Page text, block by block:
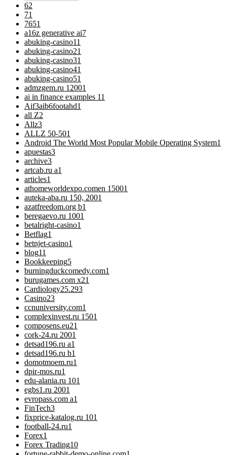
62
71
7651
a16z generative ai7
abuking-casino11
abuking-casino21
abuking-casino31
abuking-casino41
abuking-casino51
admzgem.ru 12001
ai in finance examples 11
Aif3aib6footahd1
all Z2
Allz3
ALLZ 50-501
Android The World Most Popular Mobile Operating System1
apuestas3
archive3
artcab.ru a1
articles1
athomeworldexpo.comen 15001
auteka-aba.ru 150, 2001
azatfreedom.org b1
beregaevo.ru 1001
betalright-casino1
Betflag1
betnjet-casino1
blog11
Bookkeeping5
burningduckcomedy.com1
burugames.com x21
Cardiology25.293
Casino23
ccnuniversity.com1
complexinvest.ru 1501
composens.eu21
cork-24.ru 2001
detsad196.ru a1
detsad196.ru b1
domotmoem.ru1
dpir-mos.ru1
edu-alania.ru 101
egbs1.ru 2001
evropass.com a1
FinTech3
fixprice-katalog.ru 101
football-24.ru1
Forex1
Forex Trading10